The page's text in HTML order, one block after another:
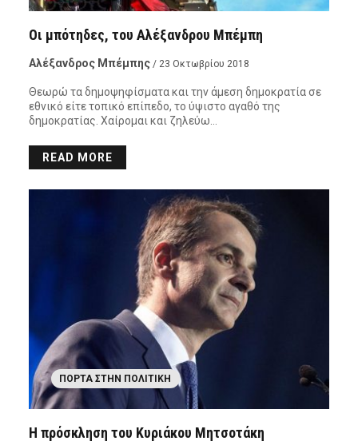
Οι μπότηδες, του Αλέξανδρου Μπέμπη
Αλέξανδρος Μπέμπης / 23 Οκτωβρίου 2018
Θεωρώ τα δημοψηφίσματα και την άμεση δημοκρατία σε
εθνικό είτε τοπικό επίπεδο, το ύψιστο αγαθό της
δημοκρατίας. Χαίρομαι και ζηλεύω…
READ MORE
ΠΌΡΤΑ ΣΤΗΝ ΠΟΛΙΤΙΚΉ
Η πρόσκληση του Κυριάκου Μητσοτάκη